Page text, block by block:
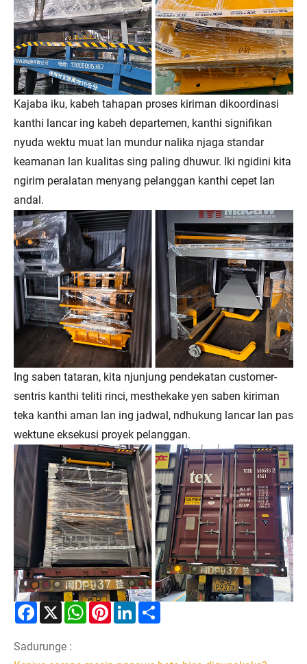
Kajaba iku, kabeh tahapan proses kiriman dikoordinasi
kanthi lancar ing kabeh departemen, kanthi signifikan
nyuda wektu muat lan mundur nalika njaga standar
keamanan lan kualitas sing paling dhuwur. Iki ngidini kita
ngirim peralatan menyang pelanggan kanthi cepet lan
andal.
Ing saben tataran, kita njunjung pendekatan customer-
sentris kanthi teliti rinci, mesthekake yen saben kiriman
teka kanthi aman lan ing jadwal, ndhukung lancar lan pas
wektune eksekusi proyek pelanggan.
Facebook
X WhatsAppPinterestLinkedIn
Sadurunge :